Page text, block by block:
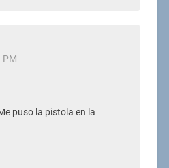
PM
puso la pistola en la